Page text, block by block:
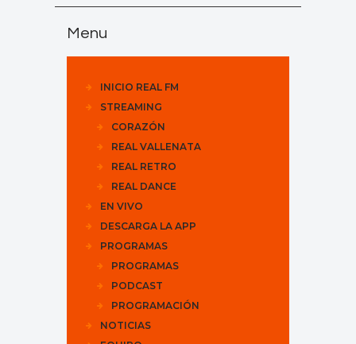
Menu
INICIO REAL FM
STREAMING
CORAZÓN
REAL VALLENATA
REAL RETRO
REAL DANCE
EN VIVO
DESCARGA LA APP
PROGRAMAS
PROGRAMAS
PODCAST
PROGRAMACIÓN
NOTICIAS